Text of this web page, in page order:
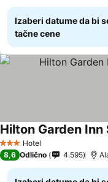
Izaberi datume da bi
tačne cene
3 Zvezdice
Hotel
Hilton Garden
8,6 Odlično 4.595